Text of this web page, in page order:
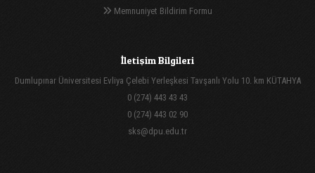
Memnuniyet Bildirim Formu
İletişim Bilgileri
Dumlupınar Üniversitesi Evliya Çelebi Yerleşkesi Tavşanlı Yolu 10. km KÜTAHYA
0 (274) 443 43 43
0 (274) 443 02 90
sks@dpu.edu.tr